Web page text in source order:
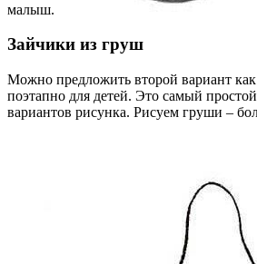
малыш.
Зайчики из груш
Можно предложить второй вариант как
поэтапно для детей. Это самый
вариантов рисунка. Рисуем груши –